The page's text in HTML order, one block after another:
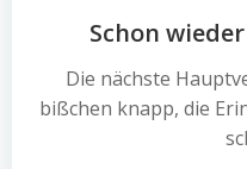
Schon
Die nächste
bißchen knapp, die